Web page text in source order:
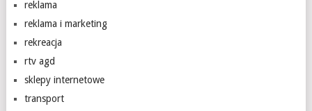
reklama
reklama i marketing
rekreacja
rtv agd
sklepy internetowe
transport